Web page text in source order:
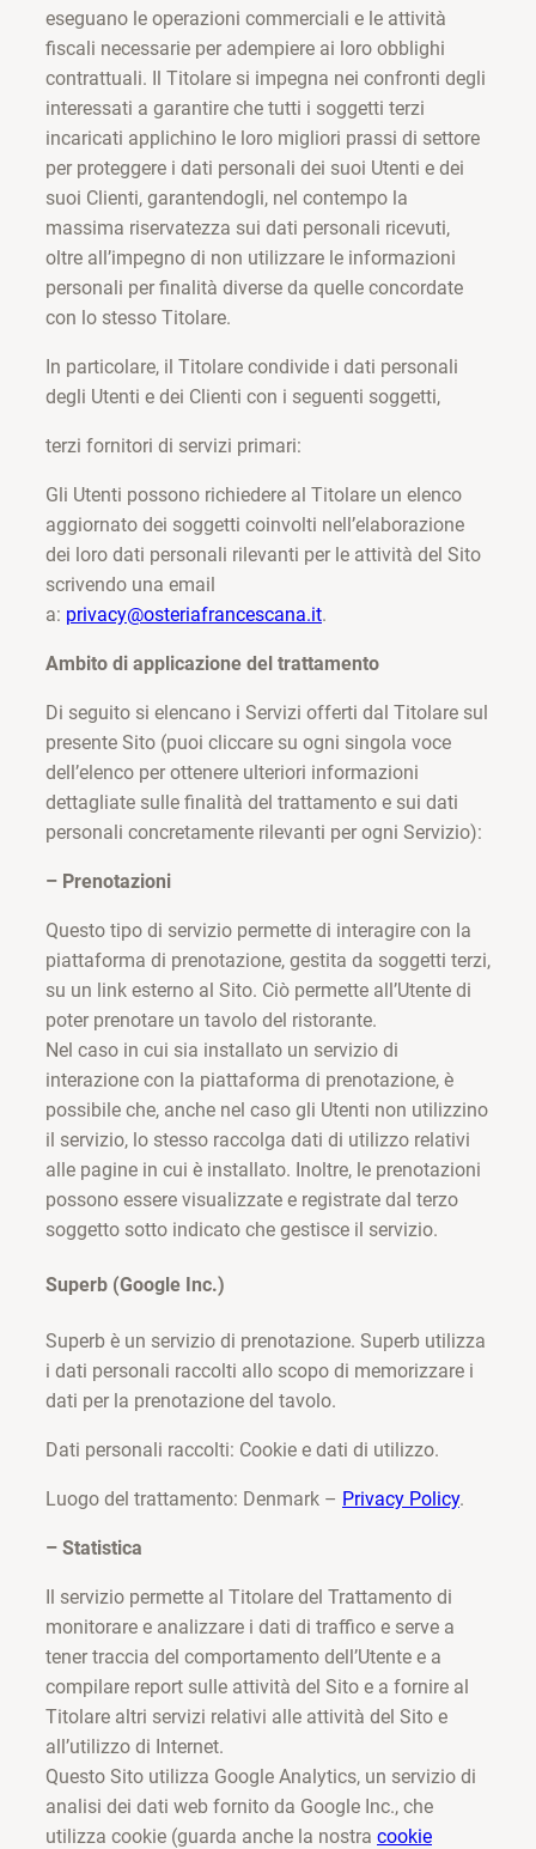
eseguano le operazioni commerciali e le attività
fiscali necessarie per adempiere ai loro obblighi
contrattuali. Il Titolare si impegna nei confronti degli
interessati a garantire che tutti i soggetti terzi
incaricati applichino le loro migliori prassi di settore
per proteggere i dati personali dei suoi Utenti e dei
suoi Clienti, garantendogli, nel contempo la
massima riservatezza sui dati personali ricevuti,
oltre all’impegno di non utilizzare le informazioni
personali per finalità diverse da quelle concordate
con lo stesso Titolare.
In particolare, il Titolare condivide i dati personali
degli Utenti e dei Clienti con i seguenti soggetti,
terzi fornitori di servizi primari:
Gli Utenti possono richiedere al Titolare un elenco
aggiornato dei soggetti coinvolti nell’elaborazione
dei loro dati personali rilevanti per le attività del Sito
scrivendo una email
a: privacy@osteriafrancescana.it.
Ambito di applicazione del trattamento
Di seguito si elencano i Servizi offerti dal Titolare sul
presente Sito (puoi cliccare su ogni singola voce
dell’elenco per ottenere ulteriori informazioni
dettagliate sulle finalità del trattamento e sui dati
personali concretamente rilevanti per ogni Servizio):
– Prenotazioni
Questo tipo di servizio permette di interagire con la
piattaforma di prenotazione, gestita da soggetti terzi,
su un link esterno al Sito. Ciò permette all’Utente di
poter prenotare un tavolo del ristorante.
Nel caso in cui sia installato un servizio di
interazione con la piattaforma di prenotazione, è
possibile che, anche nel caso gli Utenti non utilizzino
il servizio, lo stesso raccolga dati di utilizzo relativi
alle pagine in cui è installato. Inoltre, le prenotazioni
possono essere visualizzate e registrate dal terzo
soggetto sotto indicato che gestisce il servizio.
Superb (Google Inc.)
Superb è un servizio di prenotazione. Superb utilizza
i dati personali raccolti allo scopo di memorizzare i
dati per la prenotazione del tavolo.
Dati personali raccolti: Cookie e dati di utilizzo.
Luogo del trattamento: Denmark – Privacy Policy.
– Statistica
Il servizio permette al Titolare del Trattamento di
monitorare e analizzare i dati di traffico e serve a
tener traccia del comportamento dell’Utente e a
compilare report sulle attività del Sito e a fornire al
Titolare altri servizi relativi alle attività del Sito e
all’utilizzo di Internet.
Questo Sito utilizza Google Analytics, un servizio di
analisi dei dati web fornito da Google Inc., che
utilizza cookie (guarda anche la nostra cookie